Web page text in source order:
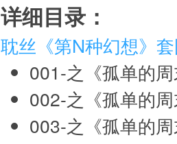
详细目录：
耽丝《第N种幻想》
001-之《孤单的
002-之《孤单的
003-之《孤单的